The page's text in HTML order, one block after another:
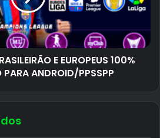
E EUROPEUS 100%
ANDROID/PPSSPP